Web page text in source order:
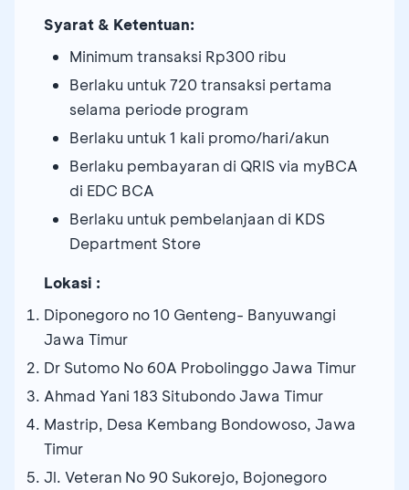
Syarat & Ketentuan:
Minimum transaksi Rp300 ribu
Berlaku untuk 720 transaksi pertama
selama periode program
Berlaku untuk 1 kali promo/hari/akun
Berlaku pembayaran di QRIS via myBCA
di EDC BCA
Berlaku untuk pembelanjaan di KDS
Department Store
Lokasi :
Diponegoro no 10 Genteng- Banyuwangi
Jawa Timur
Dr Sutomo No 60A Probolinggo Jawa Timur
Ahmad Yani 183 Situbondo Jawa Timur
Mastrip, Desa Kembang Bondowoso, Jawa
Timur
Jl. Veteran No 90 Sukorejo, Bojonegoro